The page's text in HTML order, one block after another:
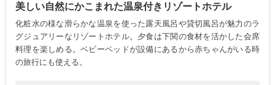
美しい自然にかこまれた温泉付きリゾートホテル
化粧水の様な滑らかな温泉を使った露天風呂や貸切風呂が魅力のラ
グジュアリーなリゾートホテル。夕食は下関の食材を活かした会席
料理を楽しめる。ベビーベッドが設備にあるから赤ちゃんがいる時
の旅行にも使える。